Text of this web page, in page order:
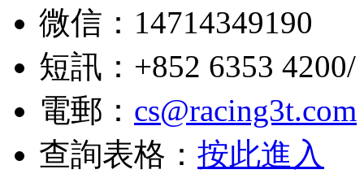
微信：14714349190
短訊：+852 6353
電郵： cs@racing3t.com
查詢表格： 按此進入